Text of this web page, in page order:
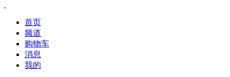
首页
频道
购物车
消息
我的